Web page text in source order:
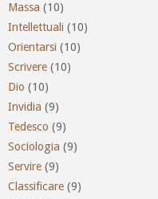
Massa (10)
Intellettuali (10)
Orientarsi (10)
Scrivere (10)
Dio (10)
Invidia (9)
Tedesco (9)
Sociologia (9)
Servire (9)
Classificare (9)